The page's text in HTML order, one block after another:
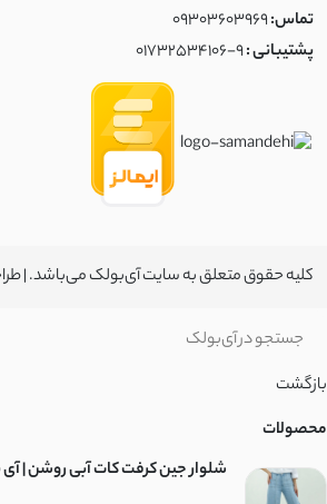
تماس:09303603969
پشتیبانی :01732534106-9
کلیه حقوق متعلق به سایت آی‌بولک می‌باشد. |
بازگشت
محصولات
شلوار جین کرفت کات آبی روشن |